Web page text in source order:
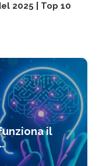
2025 | Top 10
il